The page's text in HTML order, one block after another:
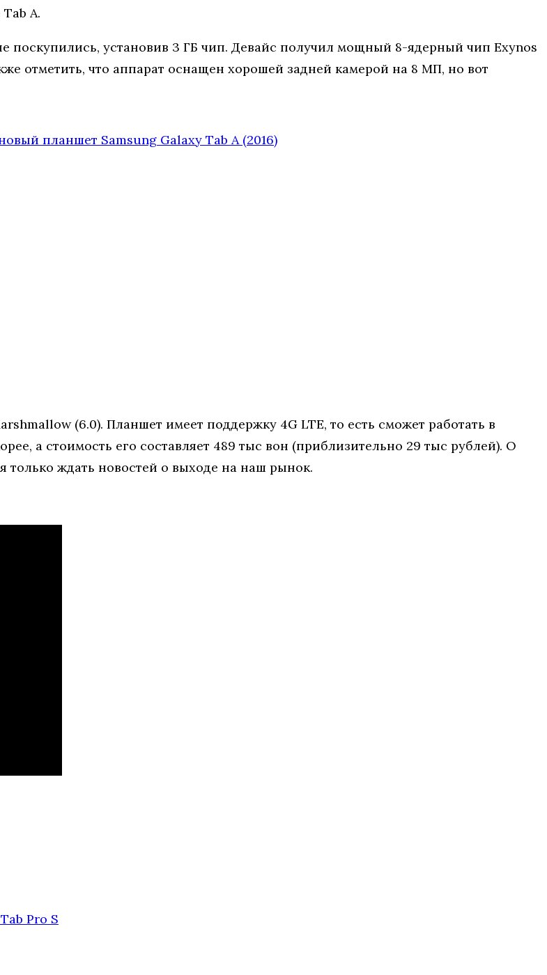
A.
поскупились, установив 3 ГБ чип. Девайс получил мощный 8-ядерный чип Exynos
отметить, что аппарат оснащен хорошей задней камерой на 8 МП, но вот
(6.0). Планшет имеет поддержку 4G LTE, то есть сможет работать в
а стоимость его составляет 489 тыс вон (приблизительно 29 тыс рублей). О
только ждать новостей о выходе на наш рынок.
Pro S